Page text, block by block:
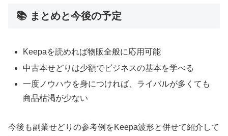
📚 まとめと今後の予定
Keepaを読めれば物販全般に応用可能
中古本せどりは少額でビジネスの基本を学べる
一度ノウハウを身につければ、ライバルが多くても
商品枯渇が少ない
今後も副業せどりの参考例をKeepa波形と併せて紹介して